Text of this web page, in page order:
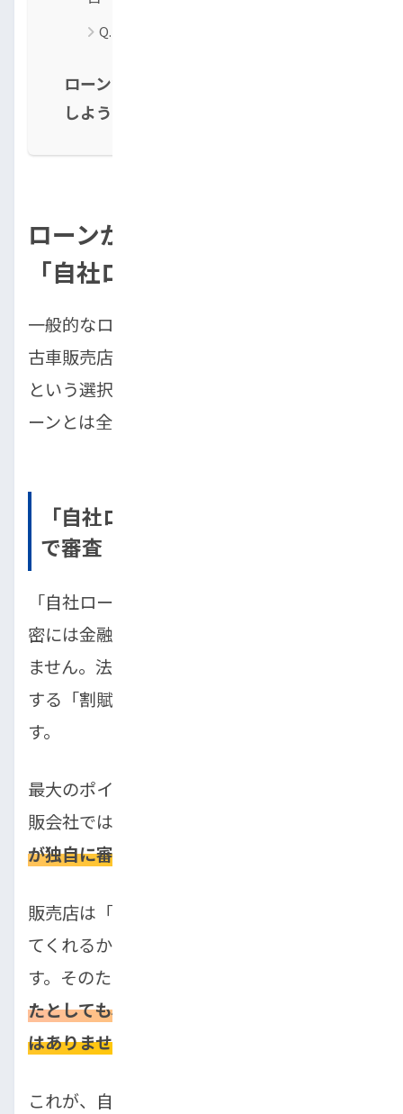
Q. 保証人なしでも利用できますか？
ローンが通らない人の為のローンを検討
しよう
ローンが通らない人のための
「自社ローン」とは？
一般的なローンが通らない方々のために、中
古車販売店が独自に提供する「自社ローン」
という選択肢があります。これは、従来のロ
ーンとは全く異なる仕組みで動いています。
「自社ローン」は販売店独自の基準
で審査
「自社ローン」と名前がついていますが、厳
密には金融商品としての「ローン」ではあり
ません。法律上は、販売店と顧客が直接契約
する「割賦販売（分割払い）」にあたりま
す。
最大のポイントは、審査を信用情報機関や信
販会社ではなく、
が独自に審査を行う
販売店は「この人は、最後まで分割で支払っ
てくれるか」という独自の基準で判断しま
す。そのため、過去に
たとしても、それだけで門前払いされること
はありません。
これが、自社ローンが「ローンが通らない人